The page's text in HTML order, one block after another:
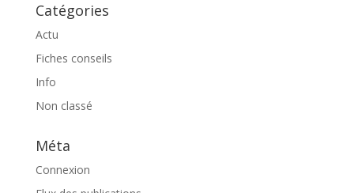
Catégories
Actu
Fiches conseils
Info
Non classé
Méta
Connexion